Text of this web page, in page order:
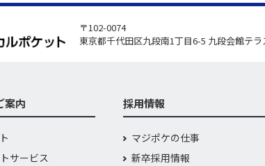
〒102-0074
東京都千代田区九段南1丁目6-5 九段会館テ
案内
サービス
採用情報
マジポケの仕事
新卒採用情報